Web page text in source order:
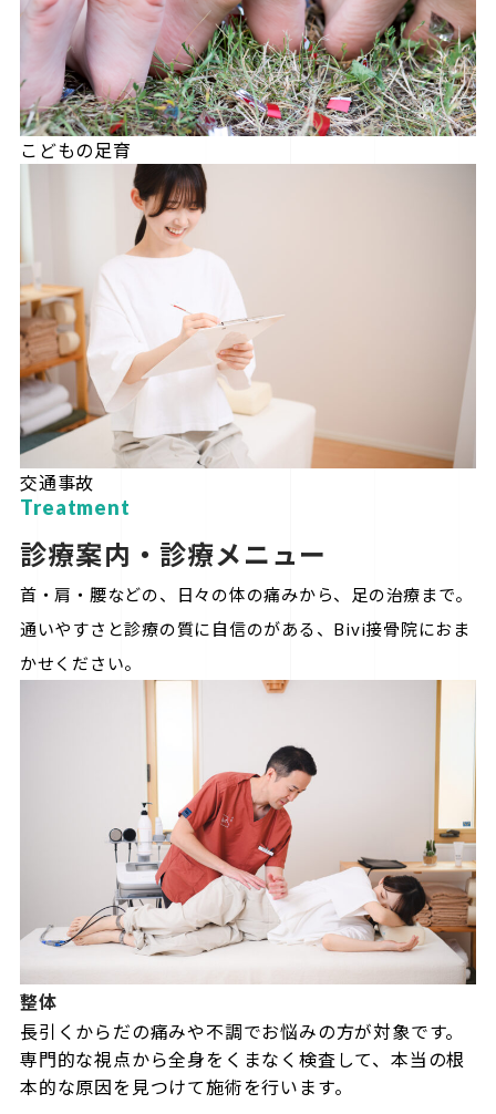
こどもの足育
交通事故
Treatment
診療案内・診療メニュー
首・肩・腰などの、日々の体の痛みから、足の治療まで。
通いやすさと診療の質に自信のがある、Bivi接骨院におま
かせください。
整体
長引くからだの痛みや不調でお悩みの方が対象です。
専門的な視点から全身をくまなく検査して、本当の根
本的な原因を見つけて施術を行います。